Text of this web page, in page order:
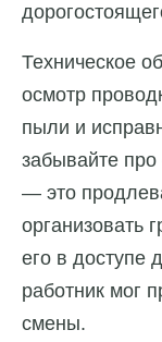
Техническое
осмотр
пыли и
забывайте
— это
организовать
его в доступе
работник мог
смены.